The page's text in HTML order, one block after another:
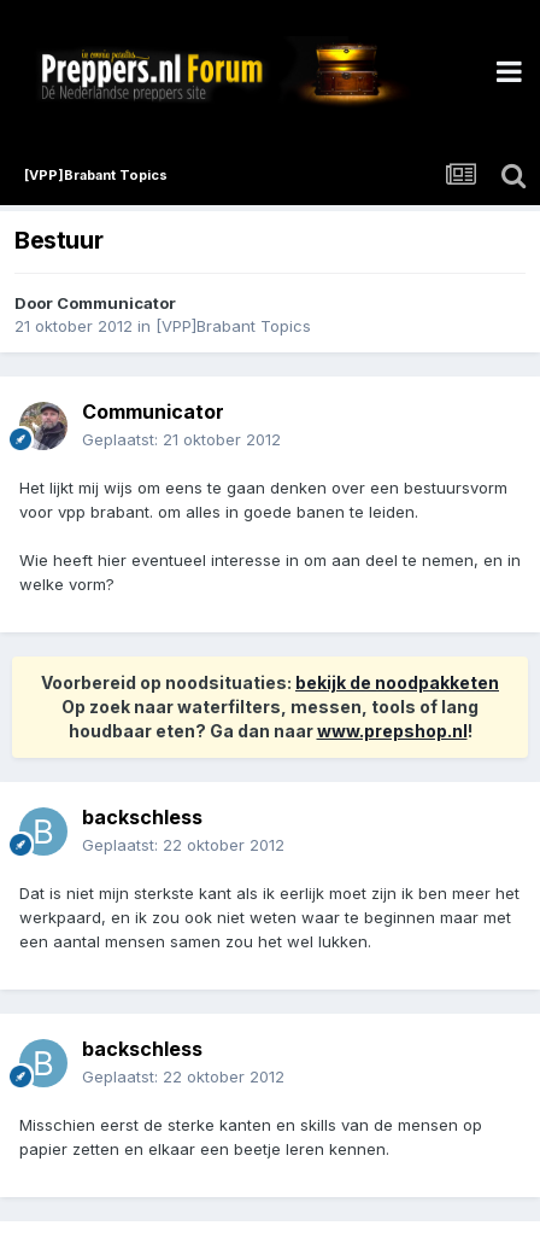
[VPP]Brabant Topics
Bestuur
Door Communicator
21 oktober 2012 in [VPP]Brabant Topics
Communicator
Geplaatst: 21 oktober 2012
Het lijkt mij wijs om eens te gaan denken over een bestuursvorm
voor vpp brabant. om alles in goede banen te leiden.
Wie heeft hier eventueel interesse in om aan deel te nemen, en in
welke vorm?
Voorbereid op noodsituaties: bekijk de noodpakketen
Op zoek naar waterfilters, messen, tools of lang
houdbaar eten? Ga dan naarwww.prepshop.nl!
backschless
Geplaatst: 22 oktober 2012
Dat is niet mijn sterkste kant als ik eerlijk moet zijn ik ben meer het
werkpaard, en ik zou ook niet weten waar te beginnen maar met
een aantal mensen samen zou het wel lukken.
backschless
Geplaatst: 22 oktober 2012
Misschien eerst de sterke kanten en skills van de mensen op
papier zetten en elkaar een beetje leren kennen.